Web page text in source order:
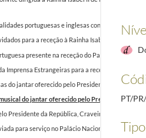
portuguesas e inglesas convidadas para a
para a receção à Rainha Isabel II no Palácio
presente na receção do Palácio Nacional
Imprensa Estrangeiras para a recepção no
do jantar oferecido pelo Presidente Craveiro
do jantar oferecido pelo Presidente da
Presidente da República, Craveiro Lopes, por
para serviço no Palácio Nacional de Queluz
PT/